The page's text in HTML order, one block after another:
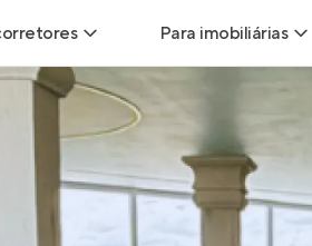
para Corretores
imobiliárias
Para imobiliárias
Leads para
Hub de
Anunciar